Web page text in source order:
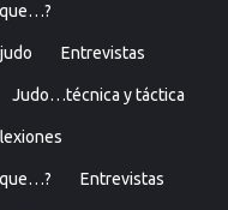
que…?
Entrevistas
Judo…técnica y táctica
que…? Entrevistas